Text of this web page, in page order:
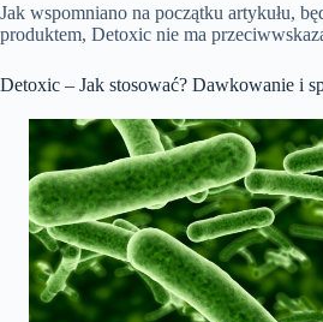
Jak wspomniano na początku artykułu,
produktem, Detoxic nie ma
Detoxic – Jak stosować? Dawkowanie i